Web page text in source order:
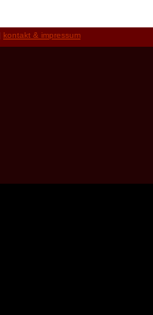
kontakt & impressum